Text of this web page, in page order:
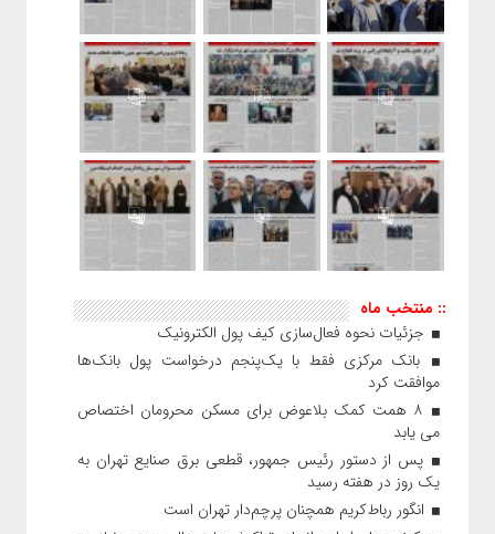
:: منتخب ماه
جزئیات نحوه فعال‌سازی کیف پول الکترونیک
بانک مرکزی فقط با یک‌‎پنجم درخواست پول بانک‌ها
موافقت کرد
۸ همت کمک بلاعوض برای مسکن محرومان اختصاص
می یابد
پس از دستور رئیس‌ جمهور، قطعی برق صنایع تهران به
یک روز در هفته رسید
انگور رباط‌کریم همچنان پرچم‌دار تهران است